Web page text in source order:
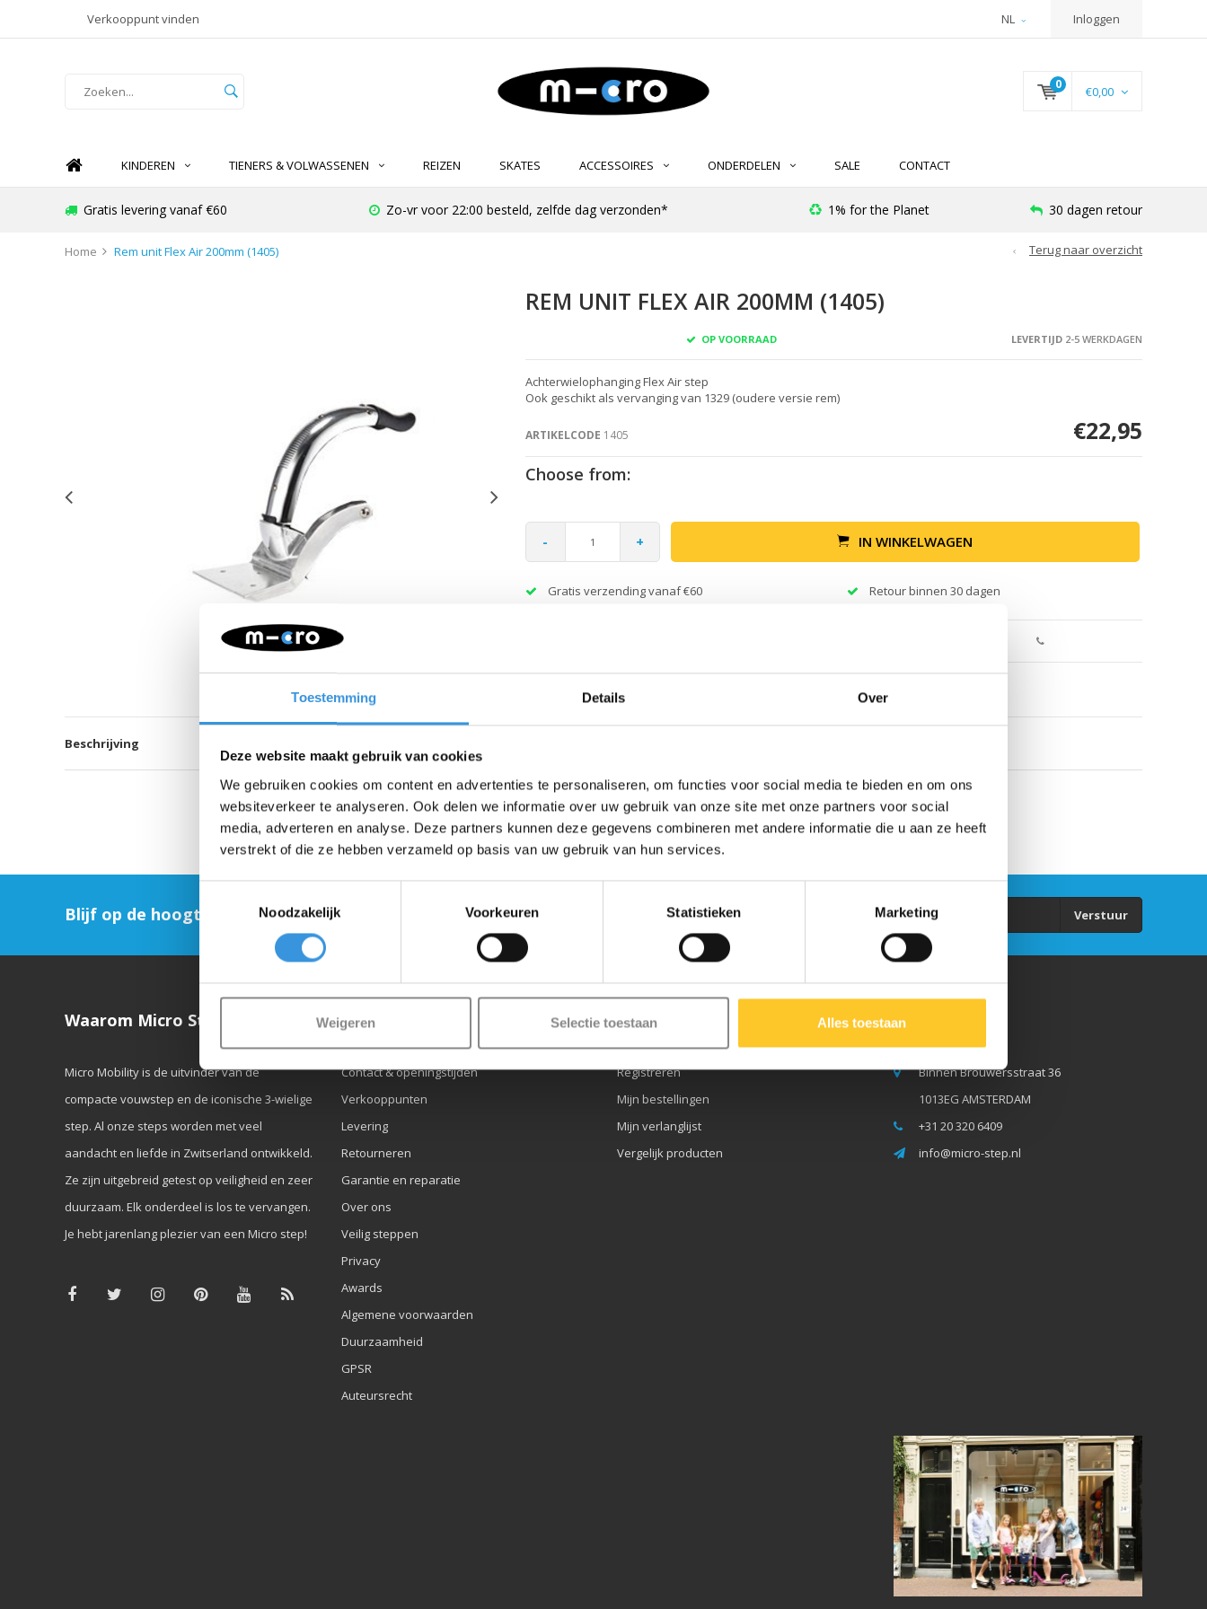
Toestemming Details Over
Deze website maakt gebruik van cookies
We gebruiken cookies om content en advertenties te personaliseren, om functies voor social media te bieden en om ons
websiteverkeer te analyseren. Ook delen we informatie over uw gebruik van onze site met onze partners voor social
media, adverteren en analyse. Deze partners kunnen deze gegevens combineren met andere informatie die u aan ze heeft
verstrekt of die ze hebben verzameld op basis van uw gebruik van hun services.
Noodzakelijk
Voorkeuren Statistieken Marketing
Weigeren Selectie toestaan Alles toestaan
Verkooppunt vinden NL Inloggen
0 €0,00
KINDEREN TIENERS & VOLWASSENEN REIZEN SKATES ACCESSOIRES ONDERDELEN SALE CONTACT
Gratis levering vanaf €60 Zo-vr voor 22:00 besteld, zelfde dag verzonden* 1% for the Planet 30 dagen retour
Home Rem unit Flex Air 200mm (1405) Terug naar overzicht
REM UNIT FLEX AIR 200MM (1405)
OP VOORRAAD LEVERTIJD2-5 WERKDAGEN
Achterwielophanging Flex Air step
Ook geschikt als vervanging van 1329 (oudere versie rem)
ARTIKELCODE 1405 €22,95
Choose from:
- + IN WINKELWAGEN
Gratis verzending vanaf €60 Retour binnen 30 dagen
Beschrijving
Blijf op de hoogte en schrijf je in voor onze nieuwsbrief Verstuur
Waarom Micro Step?
Micro Mobility is de uitvinder van de
compacte vouwstep en de iconische 3-wielige
step. Al onze steps worden met veel
aandacht en liefde in Zwitserland ontwikkeld.
Ze zijn uitgebreid getest op veiligheid en zeer
duurzaam. Elk onderdeel is los te vervangen.
Je hebt jarenlang plezier van een Micro step!
Klantenservice
Contact & openingstijden
Verkooppunten
Levering
Retourneren
Garantie en reparatie
Over ons
Veilig steppen
Privacy
Awards
Algemene voorwaarden
Duurzaamheid
GPSR
Auteursrecht
Mijn account
Registreren
Mijn bestellingen
Mijn verlanglijst
Vergelijk producten
Micro Step BV
Binnen Brouwersstraat 36
1013EG AMSTERDAM
+31 20 320 6409
info@micro-step.nl